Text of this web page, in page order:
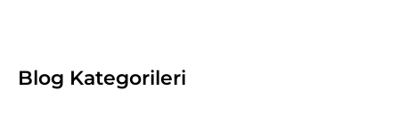
Blog Kategorileri